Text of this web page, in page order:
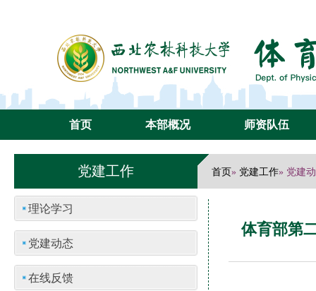
首页 本部概况 师资队伍
党建工作 首页» 党建工作» 党建
理论学习
党建动态
在线反馈
体育部第